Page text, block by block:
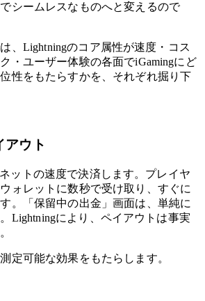
シームレスなものへと変えるので
、Lightningのコア属性が速度・コス
・ユーザー体験の各面でiGamingにど
性をもたらすかを、それぞれ掘り下
アウト
ットの速度で決済します。プレイヤ
ォレットに数秒で受け取り、すぐに
。「保留中の出金」画面は、単純に
Lightningにより、ペイアウトは事実
定可能な効果をもたらします。